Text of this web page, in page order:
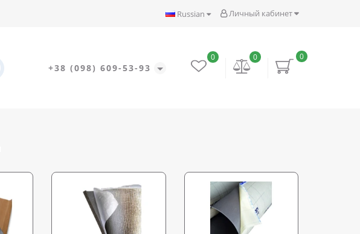
Личный кабинет
Russian
+38 (098) 609-53-93
0
0
0